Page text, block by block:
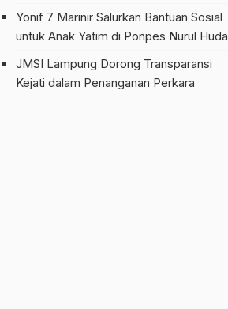
Yonif 7 Marinir Salurkan Bantuan Sosial
untuk Anak Yatim di Ponpes Nurul Huda
JMSI Lampung Dorong Transparansi
Kejati dalam Penanganan Perkara